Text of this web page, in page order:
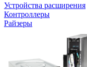
Устройства расширения
Контроллеры
Райзеры